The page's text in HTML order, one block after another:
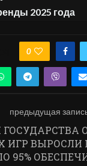
2025 года
0
предыдущая
ИГР ВЫРОСЛИ
95%